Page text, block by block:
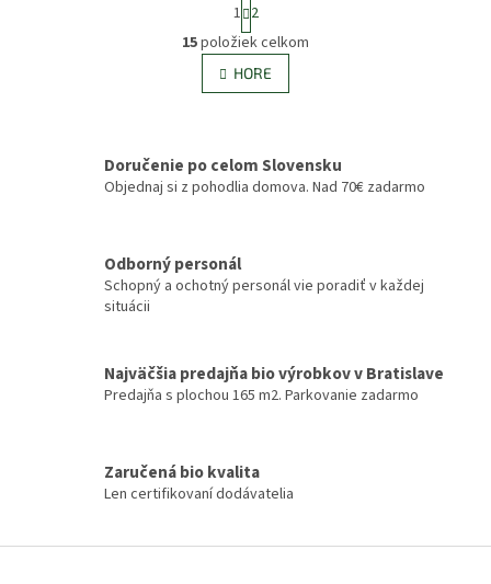
O
v
l
á
c
i
e
k
p
i
s
t
r
á
n
k
n
i
1 2
15položiek celkom
HORE
Doručenie po celom Slovensku
Objednaj si z pohodlia domova. Nad 70€ zadarmo
Odborný personál
Schopný a ochotný personál vie poradiť v každej
situácii
Najväčšia predajňa bio výrobkov v Bratislave
Predajňa s plochou 165 m2. Parkovanie zadarmo
Zaručená bio kvalita
Len certifikovaní dodávatelia